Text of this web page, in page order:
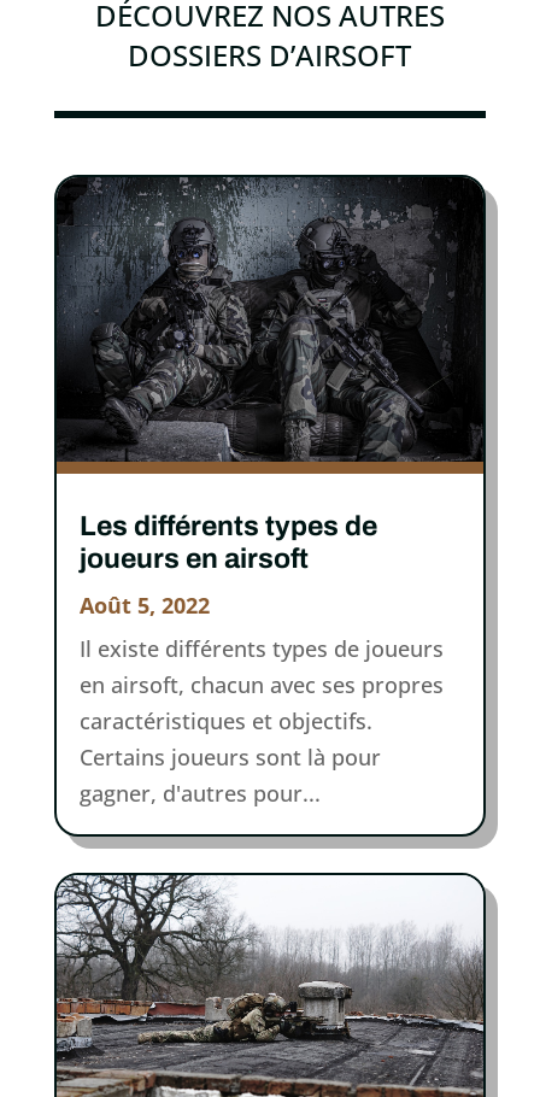
DÉCOUVREZ NOS AUTRES
DOSSIERS D’AIRSOFT
Les différents types de
joueurs en airsoft
Août 5, 2022
Il existe différents types de joueurs
en airsoft, chacun avec ses propres
caractéristiques et objectifs.
Certains joueurs sont là pour
gagner, d'autres pour...